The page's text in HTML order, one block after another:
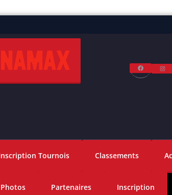
Tournois Classements
Photos Partenaires Inscription